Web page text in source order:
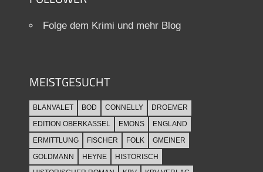
Folge dem Krimi und mehr Blog
MEISTGESUCHT
BLANVALET BOD CONNELLY
DROEMER
EDITION OBERKASSEL
EMONS
ENGLAND
ERMITTLUNG
FISCHER FOLK
GMEINER
GOLDMANN
HEYNE
HISTORISCH